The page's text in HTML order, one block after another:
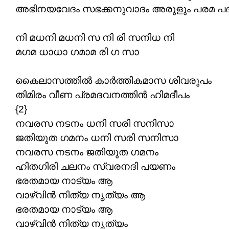
അഭിനയവേദം സഭക്കനുവാദം അരുളും പരമ
നി മധനി മധനി സ നി രി സനിധ നി
മഗമ ധാധാ ഗമാമ രി ഗ സാ
കൈലാസത്തിൽ കാർത്തികമാസ ശിവരൂപം
തിമിരം വീണ പ്രമദവനത്തിൻ ഹിമദീപം
{2}
നവരസ നടനം ധനി സരി സനിസാ
ജതിയുത ഗമനം ധനി സരി സനിസാ
നവരസ നടനം ജതിയുത ഗമനം
ഹിതഗിരി ചലനം സ്വരനദി പയണം
ഭരതമായ നാട്യം ആ
വാഴ്വിൻ നിത്യ നൃത്യം ആ
ഭരതമായ നാട്യം ആ
വാഴ്വിൻ നിത്യ നൃത്യം